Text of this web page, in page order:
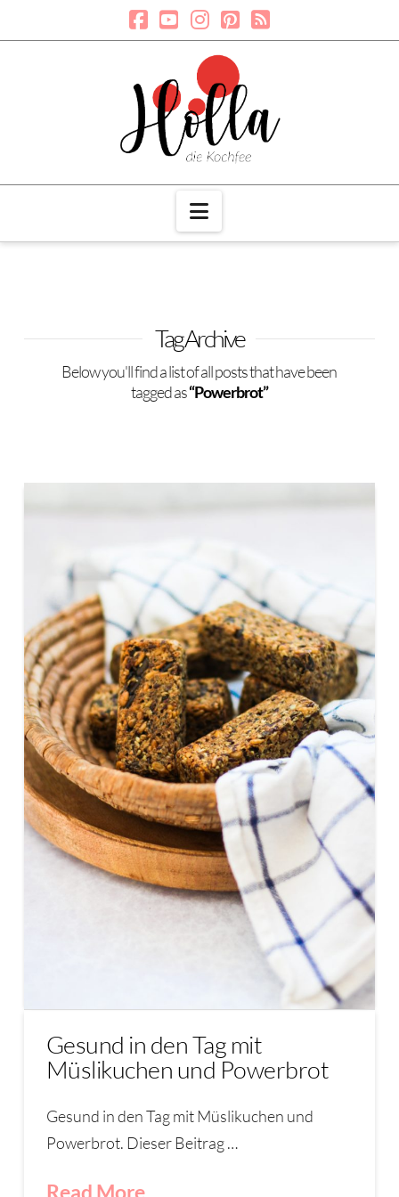
Navigation
Tag Archive
Below you'll find a list of all posts that have been
tagged as“Powerbrot”
Gesund in den Tag mit
Müslikuchen und Powerbrot
Gesund in den Tag mit Müslikuchen und
Powerbrot. Dieser Beitrag …
Read More